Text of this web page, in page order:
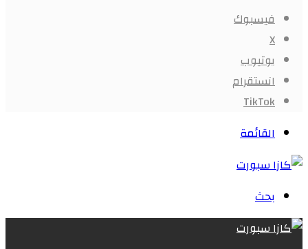
فيسبوك
X
يوتيوب
انستقرام
‫TikTok
القائمة
بحث